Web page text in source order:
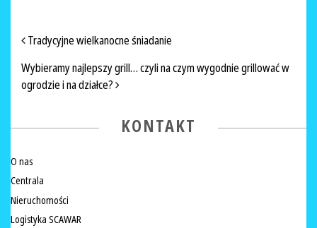
NAWIGACJA PO ARTYKUŁACH
Tradycyjne wielkanocne śniadanie
Wybieramy najlepszy grill… czyli na czym wygodnie grillować w
ogrodzie i na działce?
KONTAKT
O nas
Centrala
Nieruchomości
Logistyka SCAWAR